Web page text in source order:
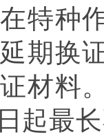
特种
期换
材料
起最